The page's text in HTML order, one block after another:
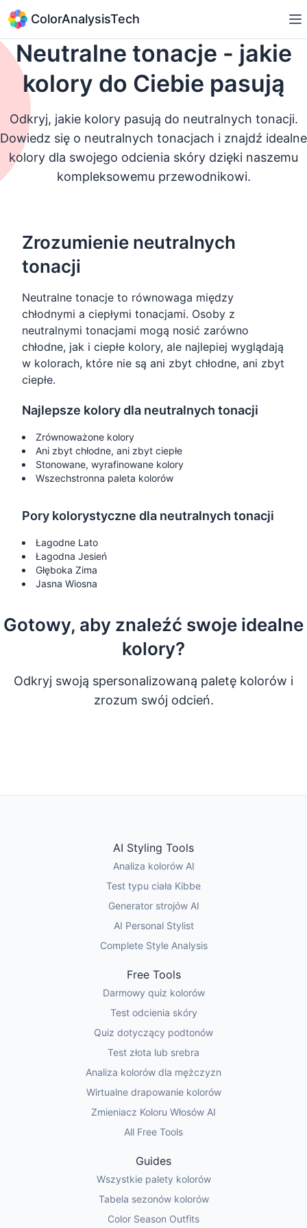
ColorAnalysisTech
Neutralne tonacje - jakie
kolory do Ciebie pasują
Odkryj, jakie kolory pasują do neutralnych tonacji.
Dowiedz się o neutralnych tonacjach i znajdź idealne
kolory dla swojego odcienia skóry dzięki naszemu
kompleksowemu przewodnikowi.
Zrozumienie neutralnych
tonacji
Neutralne tonacje to równowaga między
chłodnymi a ciepłymi tonacjami. Osoby z
neutralnymi tonacjami mogą nosić zarówno
chłodne, jak i ciepłe kolory, ale najlepiej wyglądają
w kolorach, które nie są ani zbyt chłodne, ani zbyt
ciepłe.
Najlepsze kolory dla neutralnych tonacji
Zrównoważone kolory
Ani zbyt chłodne, ani zbyt ciepłe
Stonowane, wyrafinowane kolory
Wszechstronna paleta kolorów
Pory kolorystyczne dla neutralnych tonacji
Łagodne Lato
Łagodna Jesień
Głęboka Zima
Jasna Wiosna
Gotowy, aby znaleźć swoje idealne
kolory?
Odkryj swoją spersonalizowaną paletę kolorów i
zrozum swój odcień.
AI Styling Tools
Analiza kolorów AI
Test typu ciała Kibbe
Generator strojów AI
AI Personal Stylist
Complete Style Analysis
Free Tools
Darmowy quiz kolorów
Test odcienia skóry
Quiz dotyczący podtonów
Test złota lub srebra
Analiza kolorów dla mężczyzn
Wirtualne drapowanie kolorów
Zmieniacz Koloru Włosów AI
All Free Tools
Guides
Wszystkie palety kolorów
Tabela sezonów kolorów
Color Season Outfits